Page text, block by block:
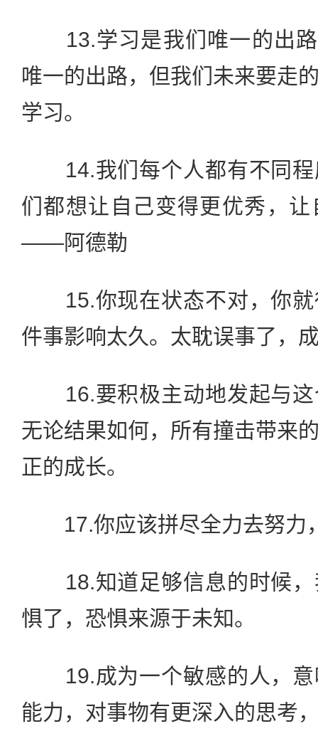
13.学习是我们唯一的出路
唯一的出路，但我们未来要走
学习。
14.我们每个人都有不同程
们都想让自己变得更优秀，
——阿德勒
15.你现在状态不对，你就
件事影响太久。太耽误事了，
16.要积极主动地发起与这
无论结果如何，所有撞击带来
正的成长。
17.你应该拼尽全力去努力
18.知道足够信息的时候，
惧了，恐惧来源于未知。
19.成为一个敏感的人，意
能力，对事物有更深入的思考